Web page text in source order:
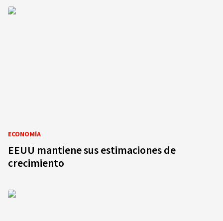
ECONOMÍA
EEUU mantiene sus estimaciones de
crecimiento